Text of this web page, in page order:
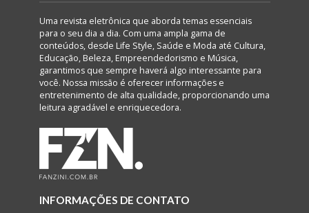
Uma revista eletrônica que aborda temas essenciais
para o seu dia a dia. Com uma ampla gama de
conteúdos, desde Life Style, Saúde e Moda até Cultura,
Educação, Beleza, Empreendedorismo e Música,
garantimos que sempre haverá algo interessante para
você. Nossa missão é oferecer informações e
entretenimento de alta qualidade, proporcionando uma
leitura agradável e enriquecedora.
INFORMAÇÕES DE CONTATO